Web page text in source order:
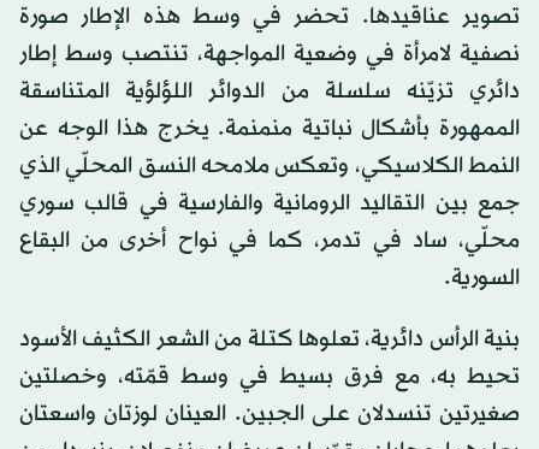
تصوير عناقيدها. تحضر في وسط هذه الإطار صورة
نصفية لامرأة في وضعية المواجهة، تنتصب وسط إطار
دائري تزيّنه سلسلة من الدوائر اللؤلؤية المتناسقة
الممهورة بأشكال نباتية منمنمة. يخرج هذا الوجه عن
النمط الكلاسيكي، وتعكس ملامحه النسق المحلّي الذي
جمع بين التقاليد الرومانية والفارسية في قالب سوري
محلّي، ساد في تدمر، كما في نواح أخرى من البقاع
السورية.
بنية الرأس دائرية، تعلوها كتلة من الشعر الكثيف الأسود
تحيط به، مع فرق بسيط في وسط قمّته، وخصلتين
صغيرتين تنسدلان على الجبين. العينان لوزتان واسعتان